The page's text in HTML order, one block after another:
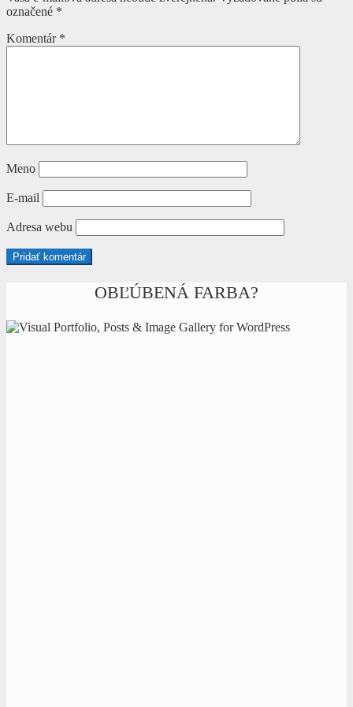
označené *
Komentár *
Meno
E-mail
Adresa webu
OBĽÚBENÁ FARBA?